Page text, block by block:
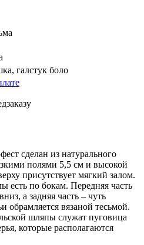
галстук боло
сделан из натурального
полями 5,5 см и высокой
присутствует мягкий залом.
есть по бокам. Передняя часть
а задняя часть – чуть
обрамляется вязаной тесьмой.
шляпы служат пуговица
которые располагаются